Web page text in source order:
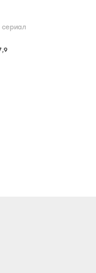
сериал
,9